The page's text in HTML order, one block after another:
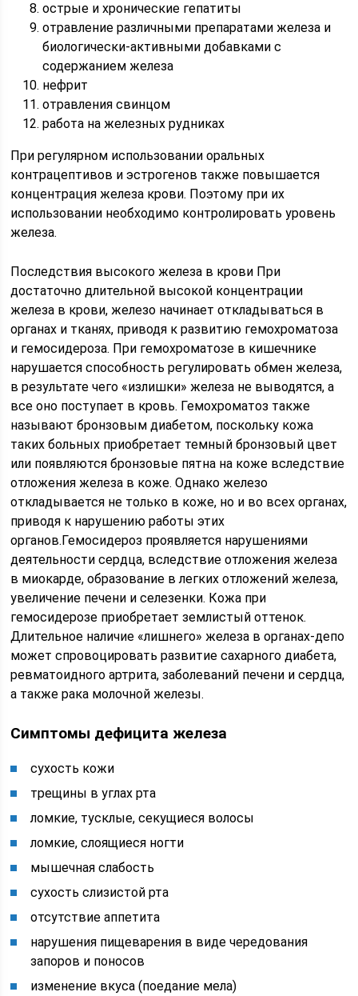
острые и хронические гепатиты
отравление различными препаратами железа и
биологически-активными добавками с
содержанием железа
нефрит
отравления свинцом
работа на железных рудниках
При регулярном использовании оральных
контрацептивов и эстрогенов также повышается
концентрация железа крови. Поэтому при их
использовании необходимо контролировать уровень
железа.
Последствия высокого железа в крови При
достаточно длительной высокой концентрации
железа в крови, железо начинает откладываться в
органах и тканях, приводя к развитию гемохроматоза
и гемосидероза. При гемохроматозе в кишечнике
нарушается способность регулировать обмен железа,
в результате чего «излишки» железа не выводятся, а
все оно поступает в кровь. Гемохроматоз также
называют бронзовым диабетом, поскольку кожа
таких больных приобретает темный бронзовый цвет
или появляются бронзовые пятна на коже вследствие
отложения железа в коже. Однако железо
откладывается не только в коже, но и во всех органах,
приводя к нарушению работы этих
органов.Гемосидероз проявляется нарушениями
деятельности сердца, вследствие отложения железа
в миокарде, образование в легких отложений железа,
увеличение печени и селезенки. Кожа при
гемосидерозе приобретает землистый оттенок.
Длительное наличие «лишнего» железа в органах-депо
может спровоцировать развитие сахарного диабета,
ревматоидного артрита, заболеваний печени и сердца,
а также рака молочной железы.
Симптомы дефицита железа
сухость кожи
трещины в углах рта
ломкие, тусклые, секущиеся волосы
ломкие, слоящиеся ногти
мышечная слабость
сухость слизистой рта
отсутствие аппетита
нарушения пищеварения в виде чередования
запоров и поносов
изменение вкуса (поедание мела)